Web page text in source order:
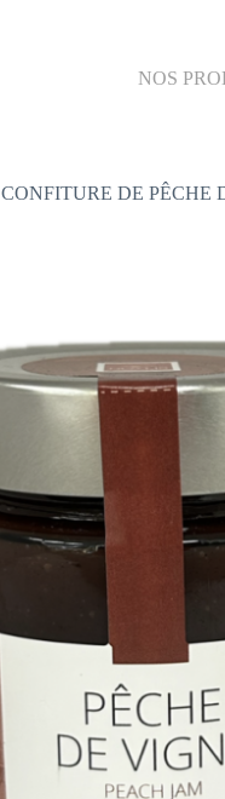
NOS
CONFITURE DE PÊCHE